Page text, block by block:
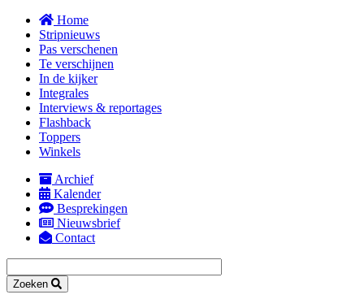
Overslaan
naar
inhoud
gaan
Home
Stripnieuws
Pas verschenen
Te verschijnen
In de kijker
Integrales
Interviews & reportages
Flashback
Toppers
Winkels
Secondary
navigation
Archief
Kalender
Besprekingen
Nieuwsbrief
Contact
Zoeken